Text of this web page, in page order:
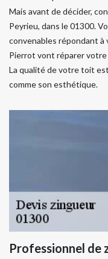
Mais avant de décider,
Peyrieu, dans le 01300.
convenables répondant
Pierrot vont réparer
La qualité de votre toit
comme son esthétique.
Professionnel de